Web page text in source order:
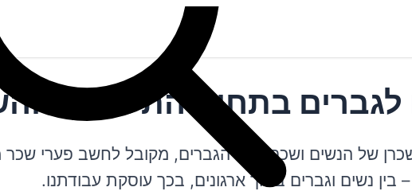
לגברים בתחום התעסוקה
של הנשים ושכרם של הגברים, מקובל לחשב פערי שכר
– בין נשים וגברים בתוך ארגונים, בכך עוסקת עבודתנו.